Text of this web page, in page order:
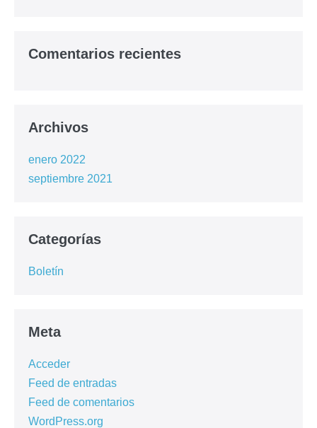
Comentarios recientes
Archivos
enero 2022
septiembre 2021
Categorías
Boletín
Meta
Acceder
Feed de entradas
Feed de comentarios
WordPress.org